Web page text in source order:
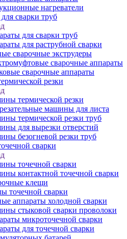
нагреватели
сварки труб
для сварки труб
для раструбной сварки
сварочные экструдеры
сварочные аппараты
сварочные аппараты
резки
термической резки
машины для листа
термической резки труб
для вырезки отверстий
безогневой резки труб
сварки
точечной сварки
контактной точечной сварки
клещи
точечной сварки
аппараты холодной сварки
стыковой сварки проволоки
микроточечной сварки
для точечной сварки